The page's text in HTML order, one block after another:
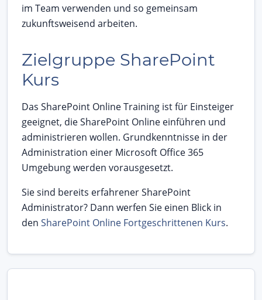
im Team verwenden und so gemeinsam
zukunftsweisend arbeiten.
Zielgruppe SharePoint
Kurs
Das SharePoint Online Training ist für Einsteiger
geeignet, die SharePoint Online einführen und
administrieren wollen. Grundkenntnisse in der
Administration einer Microsoft Office 365
Umgebung werden vorausgesetzt.
Sie sind bereits erfahrener SharePoint
Administrator? Dann werfen Sie einen Blick in
den SharePoint Online Fortgeschrittenen Kurs.